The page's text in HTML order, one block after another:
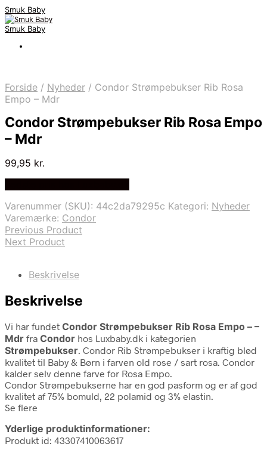
Smuk Baby
Smuk Baby
Forside / Nyheder / Condor Strømpebukser Rib Rosa
Empo – Mdr
Condor Strømpebukser Rib Rosa Empo
– Mdr
99,95 kr.
Varenummer (SKU): 44c2da79295c Kategori: Nyheder
Varemærke: Condor
Previous Product
Next Product
Beskrivelse
Beskrivelse
Vi har fundet Condor Strømpebukser Rib Rosa Empo – –
Mdr fra Condor hos Luxbaby.dk i kategorien
Strømpebukser. Condor Rib Strømpebukser i kraftig blød
kvalitet til Baby & Børn i farven old rose / sart rosa. Condor
kalder selv denne farve for Rosa Empo.
Condor Strømpebukserne har en god pasform og er af god
kvalitet af 75% bomuld, 22 polamid og 3% elastin.
Se flere
Yderlige produktinformationer:
Produkt id: 43307410063617